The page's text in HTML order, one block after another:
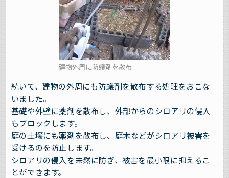
建物外周に防蟻剤を散布
続いて、建物の外周にも防蟻剤を散布する処理をおこな
いました。
基礎や外壁に薬剤を散布し、外部からのシロアリの侵入
もブロックします。
庭の土壌にも薬剤を散布し、庭木などがシロアリ被害を
受けるのを防止します。
シロアリの侵入を未然に防ぎ、被害を最小限に抑えるこ
とができます。